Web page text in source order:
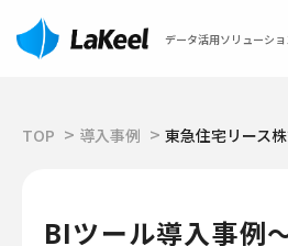
データ活用ソリューシ
TOP 導入事例 東急住宅リース
BIツール導入事例